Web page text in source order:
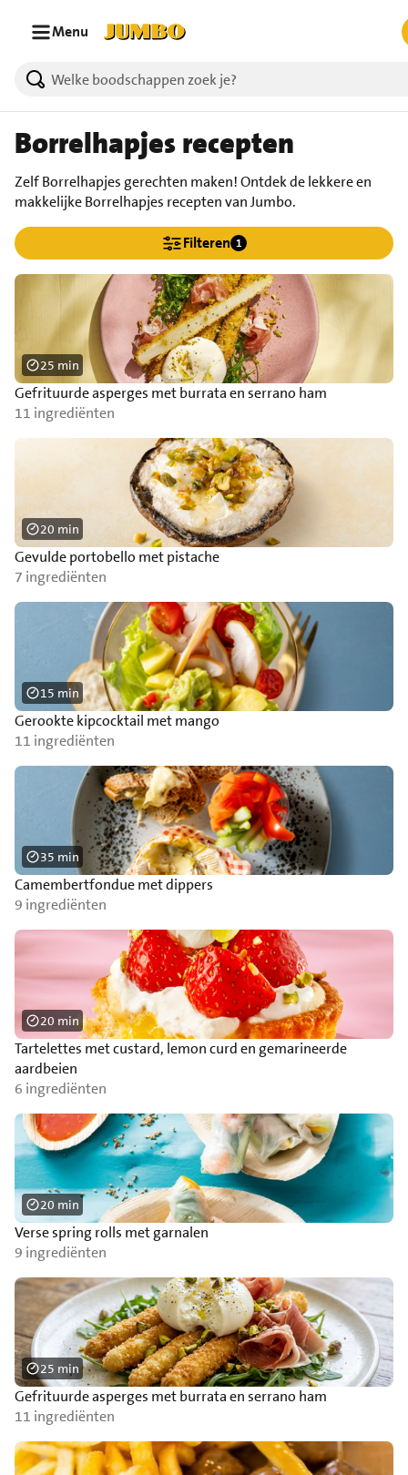
Menu
Borrelhapjes recepten
Zelf Borrelhapjes gerechten maken! Ontdek de lekkere en
makkelijke Borrelhapjes recepten van Jumbo.
Filteren 1
Gefrituurde asperges met burrata en serrano ham
11 ingrediënten
25 min
Gevulde portobello met pistache
7 ingrediënten
20 min
Gerookte kipcocktail met mango
11 ingrediënten
15 min
Camembertfondue met dippers
9 ingrediënten
35 min
Tartelettes met custard, lemon curd en gemarineerde
aardbeien
6 ingrediënten
20 min
Verse spring rolls met garnalen
9 ingrediënten
20 min
Gefrituurde asperges met burrata en serrano ham
11 ingrediënten
25 min